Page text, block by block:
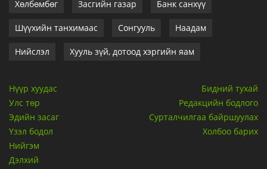
Хөлбөмбөг
Засгийн газар Банк санхүү
Шүүхийн танхимаас Сонгууль Наадам
Нийслэл Хууль зүй, дотоод хэргийн яам
Нүүр хуудас
Улс төр
Эдийн засаг
Үзэл бодол
Нийгэм
Дэлхий
Бидний тухай
Редакцийн бодлого
Сурталчилгаа байршуулах
Холбоо барих